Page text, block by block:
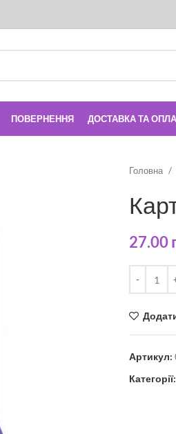
ПОВЕРНЕННЯ ДОСТАВКА ТА
Головна
27.00
Артикул:
Категорії: